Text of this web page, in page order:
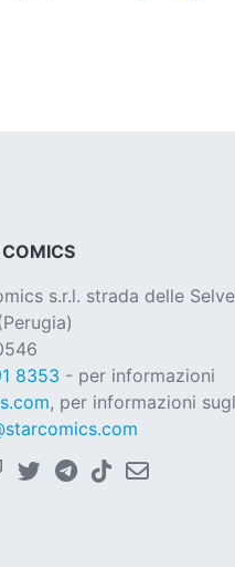
s.r.l. strada delle
8353 - per informazioni
, per informazioni